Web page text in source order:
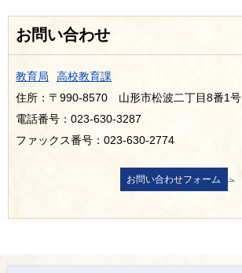
お問い合わせ
教育局
高校教育課
住所：〒990-8570 山形市松波二丁目8番1号
電話番号：023-630-3287
ファックス番号：023-630-2774